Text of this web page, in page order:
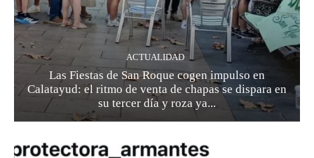
ACTUALIDAD
Las Fiestas de San Roque cogen impulso en
Calatayud: el ritmo de venta de chapas se dispara en
su tercer día y roza ya...